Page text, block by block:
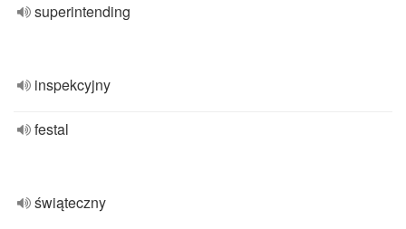
superintending
inspekcyjny
festal
świąteczny